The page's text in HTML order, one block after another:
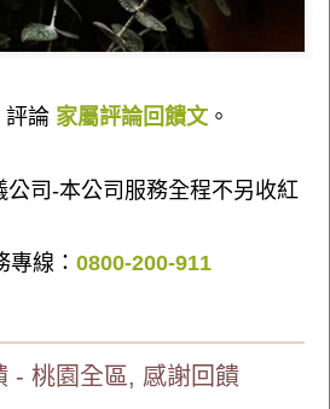
評論 家屬評論回饋文。
司-本公司服務全程不另收紅
線： 0800-200-911
- 桃園全區, 感謝回饋